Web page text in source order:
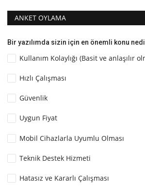
ANKET OYLAMA
Bir yazılımda sizin için en önemli konu
Kullanım Kolaylığı (Basit ve anlaşılır
Hızlı Çalışması
Güvenlik
Uygun Fiyat
Mobil Cihazlarla Uyumlu Olması
Teknik Destek Hizmeti
Hatasız ve Kararlı Çalışması